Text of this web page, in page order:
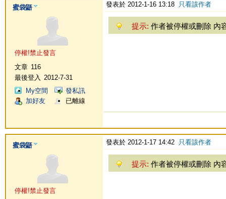
蜜袋鼯
停權!禁止發言
文章 116
最後登入
2012-7-31
My空間
發私訊
加好友
已離線
發表於 2012-1-16 13:18 只看該作者
提示: 作者被停權或刪除 內
蜜袋鼯
停權!禁止發言
發表於 2012-1-17 14:42 只看該作者
提示: 作者被停權或刪除 內